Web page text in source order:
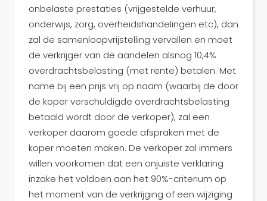
onbelaste prestaties (vrijgestelde verhuur,
onderwijs, zorg, overheidshandelingen etc), dan
zal de samenloopvrijstelling vervallen en moet
de verkrijger van de aandelen alsnog 10,4%
overdrachtsbelasting (met rente) betalen. Met
name bij een prijs vrij op naam (waarbij de door
de koper verschuldigde overdrachtsbelasting
betaald wordt door de verkoper), zal een
verkoper daarom goede afspraken met de
koper moeten maken. De verkoper zal immers
willen voorkomen dat een onjuiste verklaring
inzake het voldoen aan het 90%-criterium op
het moment van de verkrijging of een wijziging